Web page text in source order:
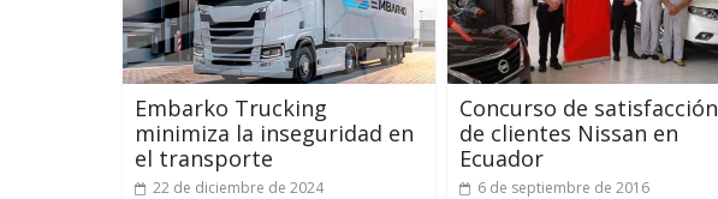
Embarko Trucking
minimiza la inseguridad en
el transporte
22 de diciembre de 2024
Concurso de satisfacción
de clientes Nissan en
Ecuador
6 de septiembre de 2016